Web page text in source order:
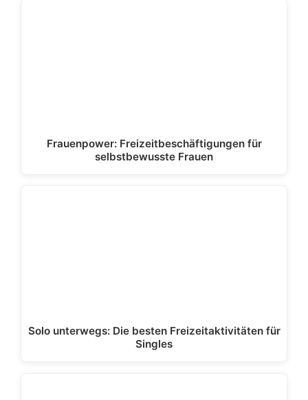
Frauenpower: Freizeitbeschäftigungen für
selbstbewusste Frauen
Solo unterwegs: Die besten Freizeitaktivitäten für
Singles